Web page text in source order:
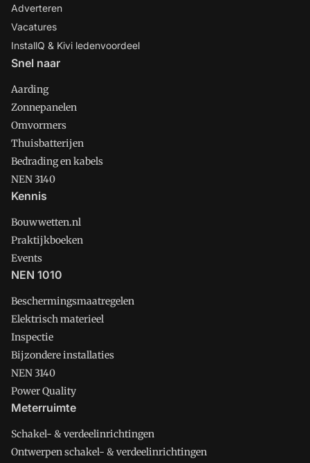
Adverteren
Vacatures
InstallQ & Kivi ledenvoordeel
Snel naar
Aarding
Zonnepanelen
Omvormers
Thuisbatterijen
Bedrading en kabels
NEN 3140
Kennis
Bouwwetten.nl
Praktijkboeken
Events
NEN 1010
Beschermingsmaatregelen
Elektrisch materieel
Inspectie
Bijzondere installaties
NEN 3140
Power Quality
Meterruimte
Schakel- & verdeelinrichtingen
Ontwerpen schakel- & verdeelinrichtingen